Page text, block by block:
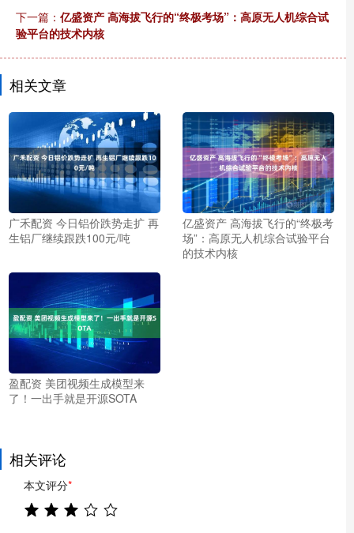
下一篇： 亿盛资产 高海拔飞行的“终极考场”：高原无人机综合试
验平台的技术内核
相关文章
广禾配资 今日铝价跌势走扩 再
生铝厂继续跟跌100元/吨
亿盛资产 高海拔飞行的“终极考
场”：高原无人机综合试验平台
的技术内核
盈配资 美团视频生成模型来
了！一出手就是开源SOTA
相关评论
本文评分*